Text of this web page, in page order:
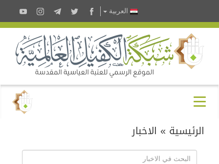
العربية
الرئيسية » الاخبار